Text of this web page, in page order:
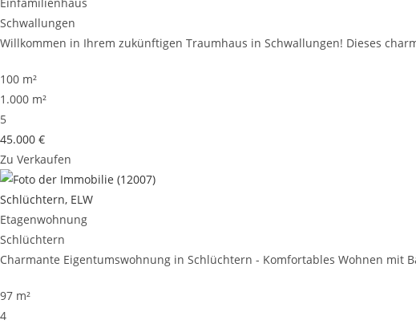
Schwallungen
Willkommen in Ihrem zukünftigen Traumhaus in Schwallungen! Dieses
100 m²
1.000 m²
5
45.000 €
Zu Verkaufen
Schlüchtern, ELW
Etagenwohnung
Schlüchtern
Charmante Eigentumswohnung in Schlüchtern - Komfortables Wohnen mit
97 m²
4